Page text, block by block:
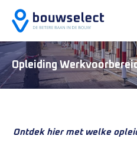
Opleiding
Ontdek hier met welke